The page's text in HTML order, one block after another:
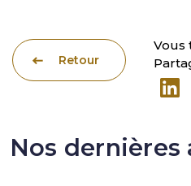
Retour
Vous
Nos dernières